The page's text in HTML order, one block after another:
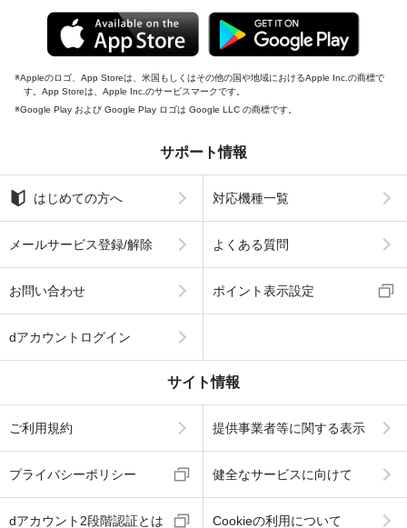
Appleのロゴ、App Storeは、米国もしくはその他の国や地域におけるApple Inc.の商標で
す。App Storeは、Apple Inc.のサービスマークです。
Google Play および Google Play ロゴは Google LLC の商標です。
サポート情報
はじめての方へ 対応機種一覧
メールサービス登録/解除 よくある質問
お問い合わせ ポイント表示設定
dアカウントログイン
サイト情報
ご利用規約 提供事業者等に関する表示
プライバシーポリシー 健全なサービスに向けて
dアカウント2段階認証とは Cookieの利用について